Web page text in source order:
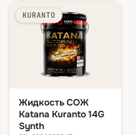
KURANTO
Жидкость СОЖ
Katana Kuranto 14G
Synth